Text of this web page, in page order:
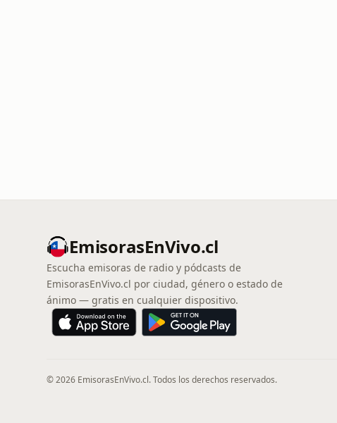
EmisorasEnVivo.cl
Escucha emisoras de radio y pódcasts de
EmisorasEnVivo.cl por ciudad, género o estado de
ánimo — gratis en cualquier dispositivo.
© 2026 EmisorasEnVivo.cl. Todos los derechos reservados.